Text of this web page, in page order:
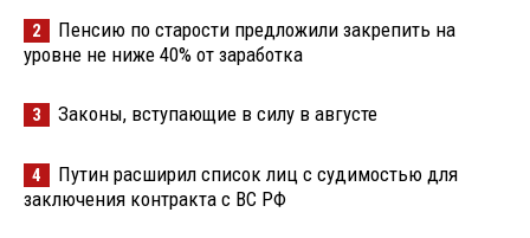
2
Пенсию по старости предложили закрепить на
уровне не ниже 40% от заработка
3 Законы, вступающие в силу в августе
4
Путин расширил список лиц с судимостью для
заключения контракта с ВС РФ